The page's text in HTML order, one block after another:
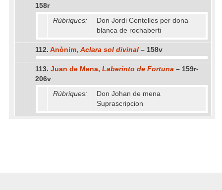
158r
Rúbriques:
Don Jordi Centelles per dona
blanca de rochaberti
112. Anònim, Aclara sol divinal – 158v
113. Juan de Mena, Laberinto de Fortuna – 159r-
206v
Rúbriques:
Don Johan de mena
Suprascripcion